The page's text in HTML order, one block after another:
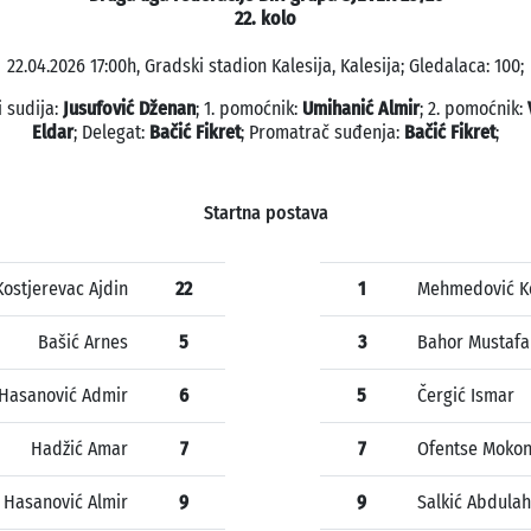
22. kolo
22.04.2026 17:00h, Gradski stadion Kalesija, Kalesija; Gledalaca: 100;
sudija: Jusufović Dženan; 1. pomoćnik: Umihanić Almir; 2. pomoćnik:
Eldar; Delegat: Bačić Fikret; Promatrač suđenja: Bačić Fikret;
Startna postava
Ajdin 22
Bašić Arnes 5
Hasanović Admir 6
Hadžić Amar 7
Hasanović Almir 9
1 Mehmedović
3 Bahor Mustafa
5 Čergić Ismar
7 Ofentse
9 Salkić Abdulah